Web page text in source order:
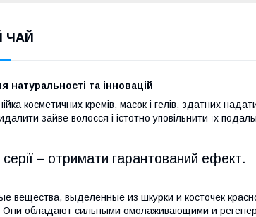
ЧАЙ
та інновацій
косметичних кремів, масок і гелів, здатних
зайве волосся і істотно уповільнити їх
– отримати гарантований ефект.
вещества, выделенные из шкурки и косточек
обладают сильными омолаживающими и